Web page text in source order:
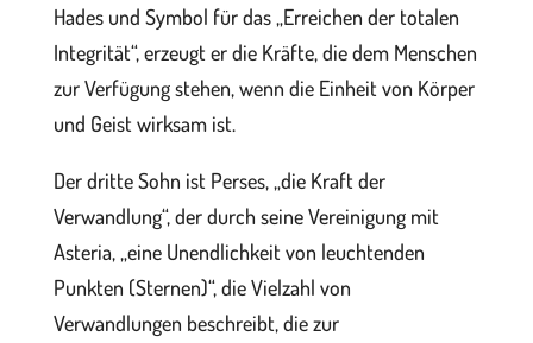
Hades und Symbol für das „Erreichen der totalen
Integrität“, erzeugt er die Kräfte, die dem Menschen
zur Verfügung stehen, wenn die Einheit von Körper
und Geist wirksam ist.
Der dritte Sohn ist Perses, „die Kraft der
Verwandlung“, der durch seine Vereinigung mit
Asteria, „eine Unendlichkeit von leuchtenden
Punkten (Sternen)“, die Vielzahl von
Verwandlungen beschreibt, die zur